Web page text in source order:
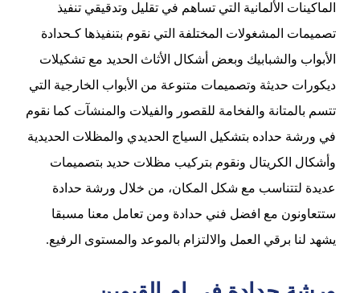
الماكينات الألمانية التي تساهم في تقليل وتدقيقي تنفيذ
تصميمات المشغولات المختلفة التي نقوم بتنفيذها كـحدادة
الأبواب والشبابيك وبعض أشكال الأثاث الحديد مع تشكيلات
ديكورات حديثة وتصميمات متنوعة من الأبواب الخارجية التي
تتسم بالمتانة والفخامة للقصور والفيلات والمنشآت كما نقوم
في ورشة حداده بتشكيل السياج الحديدي والمظلات الحديدية
وأشكال الكريتال ونقوم بتركيب مظلات حديد بتصميمات
عديدة لتتناسب مع شكل المكان، من خلال ورشة حدادة
ستتعاونون مع افضل فني حدادة ومن تعامل معنا مسبقا
يشهد لنا برقي العمل والالتزام بالموعد والمستوى الرفيع.